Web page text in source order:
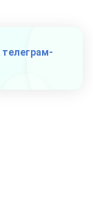
телеграм-